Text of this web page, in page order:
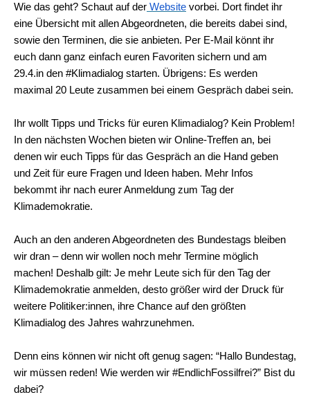
Wie das geht? Schaut auf der Website vorbei. Dort findet ihr
eine Übersicht mit allen Abgeordneten, die bereits dabei sind,
sowie den Terminen, die sie anbieten. Per E-Mail könnt ihr
euch dann ganz einfach euren Favoriten sichern und am
29.4.in den #Klimadialog starten. Übrigens: Es werden
maximal 20 Leute zusammen bei einem Gespräch dabei sein.
Ihr wollt Tipps und Tricks für euren Klimadialog? Kein Problem!
In den nächsten Wochen bieten wir Online-Treffen an, bei
denen wir euch Tipps für das Gespräch an die Hand geben
und Zeit für eure Fragen und Ideen haben. Mehr Infos
bekommt ihr nach eurer Anmeldung zum Tag der
Klimademokratie.
Auch an den anderen Abgeordneten des Bundestags bleiben
wir dran – denn wir wollen noch mehr Termine möglich
machen! Deshalb gilt: Je mehr Leute sich für den Tag der
Klimademokratie anmelden, desto größer wird der Druck für
weitere Politiker:innen, ihre Chance auf den größten
Klimadialog des Jahres wahrzunehmen.
Denn eins können wir nicht oft genug sagen: “Hallo Bundestag,
wir müssen reden! Wie werden wir #EndlichFossilfrei?” Bist du
dabei?